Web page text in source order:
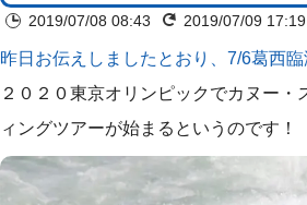
2019/07/08 08:43 2019/07/09 17:19
昨日お伝えしましたとおり、7/6葛西
２０２０東京オリンピックでカヌー
ィングツアーが始まるというのです！